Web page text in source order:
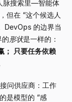
脉搜索里—智能体
但在 “这个候选人
DevOps 的边界当
的形状是一样的：
； 只要任务依赖
问供应商：工作
是模型的 “感